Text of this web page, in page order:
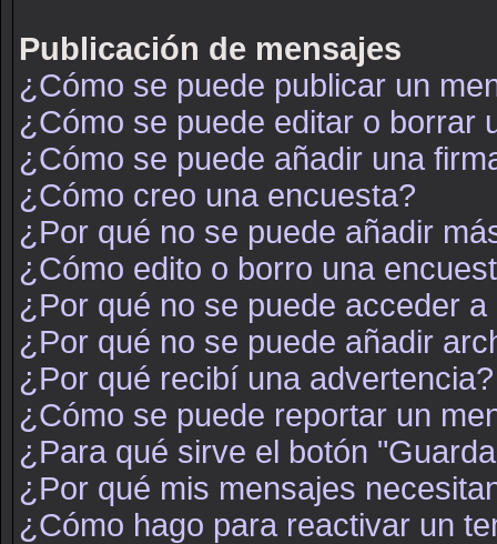
Publicación de mensajes
¿Cómo se puede publicar un
¿Cómo se puede editar o borrar
¿Cómo se puede añadir una
¿Cómo creo una encuesta?
¿Por qué no se puede añadir
¿Cómo edito o borro una
¿Por qué no se puede acceder a
¿Por qué no se puede añadir
¿Por qué recibí una advertencia?
¿Cómo se puede reportar un
¿Para qué sirve el botón
¿Por qué mis mensajes
¿Cómo hago para reactivar un